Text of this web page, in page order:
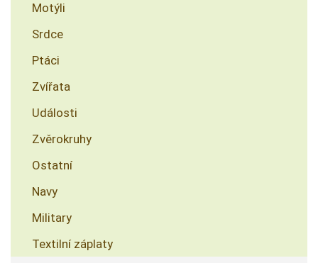
Motýli
Srdce
Ptáci
Zvířata
Události
Zvěrokruhy
Ostatní
Navy
Military
Textilní záplaty